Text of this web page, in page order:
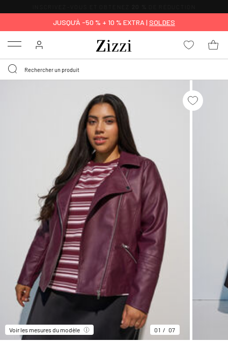
JUSQU’À -50 % + 10 % EXTRA | SOLDES
Menu
Voir les mesures du modèle 01 07